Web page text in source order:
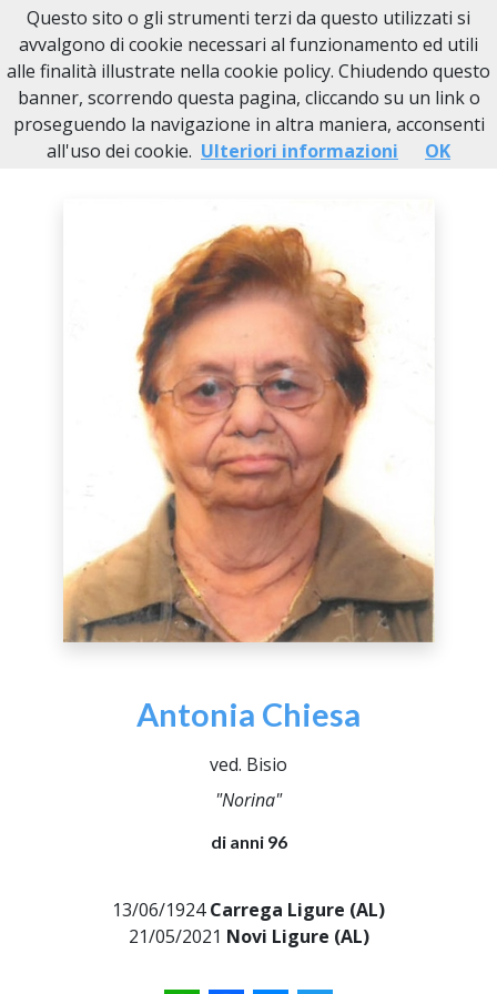
Necrologi Novi Ligure
Cantalupo Ligure Antonia Chiesa
Antonia Chiesa
ved. Bisio
"Norina"
di anni 96
13/06/1924Carrega Ligure (AL)
21/05/2021 Novi Ligure (AL)
Questo sito o gli strumenti terzi da questo utilizzati si
avvalgono di cookie necessari al funzionamento ed utili
alle finalità illustrate nella cookie policy. Chiudendo questo
banner, scorrendo questa pagina, cliccando su un link o
proseguendo la navigazione in altra maniera, acconsenti
all'uso dei cookie. Ulteriori informazioni OK